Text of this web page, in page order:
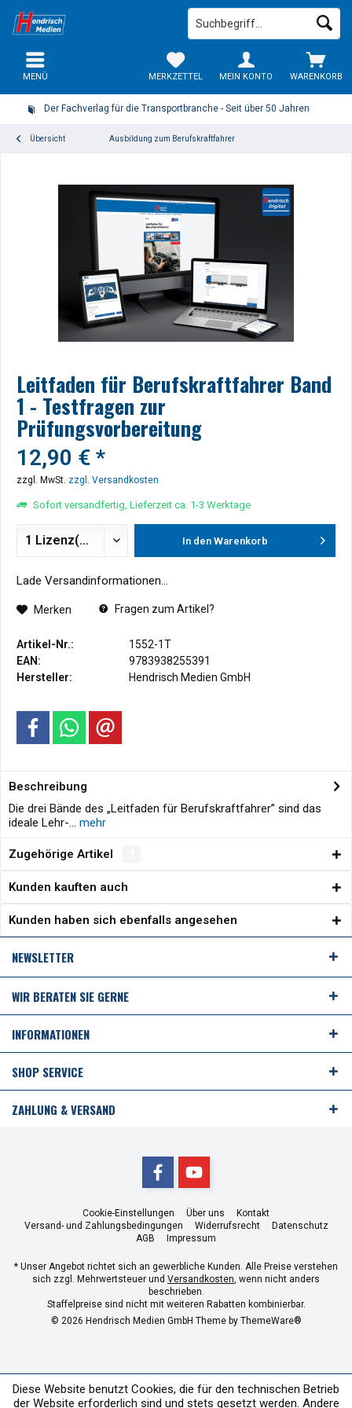
Der Fachverlag für die Transportbranche - Seit über 50 Jahren
MENÜ WARENKORB
MERKZETTEL MEIN KONTO
Übersicht Ausbildung zum Berufskraftfahrer
Leitfaden für Berufskraftfahrer Band
1 - Testfragen zur
Prüfungsvorbereitung
12,90 € *
zzgl. MwSt. zzgl. Versandkosten
Sofort versandfertig, Lieferzeit ca. 1-3 Werktage
In den Warenkorb
Lade Versandinformationen...
Merken Fragen zum Artikel?
Artikel-Nr.:
1552-1T
EAN:
9783938255391
Hersteller:
Hendrisch Medien GmbH
Beschreibung
Die drei Bände des „Leitfaden für Berufskraftfahrer” sind das
ideale Lehr-... mehr
Zugehörige Artikel
Kunden kauften auch
Kunden haben sich ebenfalls angesehen
NEWSLETTER
WIR BERATEN SIE GERNE
INFORMATIONEN
SHOP SERVICE
ZAHLUNG & VERSAND
Cookie-Einstellungen Über uns
Kontakt
Versand- und Zahlungsbedingungen
Widerrufsrecht
Datenschutz
AGB
Impressum
* Unser Angebot richtet sich an gewerbliche Kunden. Alle Preise verstehen
sich zzgl. Mehrwertsteuer und Versandkosten, wenn nicht anders
beschrieben.
Staffelpreise sind nicht mit weiteren Rabatten kombinierbar.
© 2026 Hendrisch Medien GmbH Theme by ThemeWare®
Diese Website benutzt Cookies, die für den technischen Betrieb
der Website erforderlich sind und stets gesetzt werden. Andere